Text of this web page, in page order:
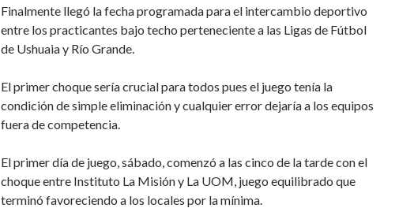
Finalmente llegó la fecha programada para el intercambio deportivo
entre los practicantes bajo techo perteneciente a las Ligas de Fútbol
de Ushuaia y Río Grande.
El primer choque sería crucial para todos pues el juego tenía la
condición de simple eliminación y cualquier error dejaría a los equipos
fuera de competencia.
El primer día de juego, sábado, comenzó a las cinco de la tarde con el
choque entre Instituto La Misión y La UOM, juego equilibrado que
terminó favoreciendo a los locales por la mínima.